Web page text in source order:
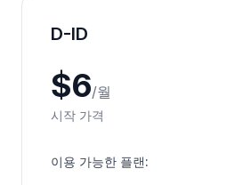
D-ID
$6/월
시작 가격
이용 가능한 플랜: